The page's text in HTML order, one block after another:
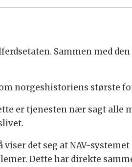
Sammen med
norgeshistoriens største
er tjenesten nær sagt alle
viser det seg at NAV-
Dette har direkte